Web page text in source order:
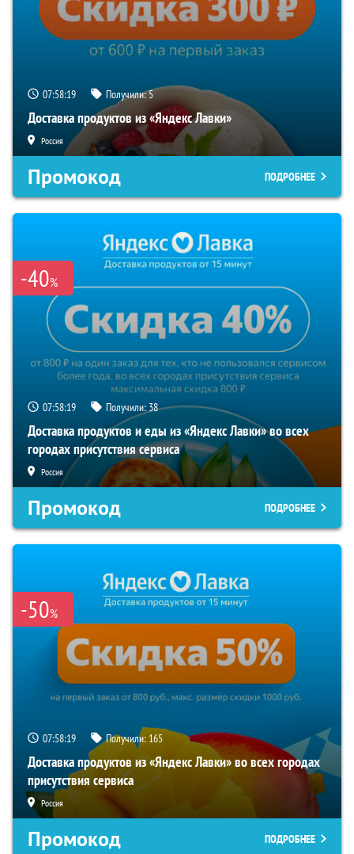
07:58:18 Получили:5
Доставка продуктов из «Яндекс Лавки»
Россия
Промокод ПОДРОБНЕЕ
-40%
07:58:18 Получили:38
Доставка продуктов и еды из «Яндекс Лавки» во всех
городах присутствия сервиса
Россия
Промокод ПОДРОБНЕЕ
-50%
07:58:18 Получили: 165
Доставка продуктов из «Яндекс Лавки» во всех городах
присутствия сервиса
Россия
Промокод ПОДРОБНЕЕ